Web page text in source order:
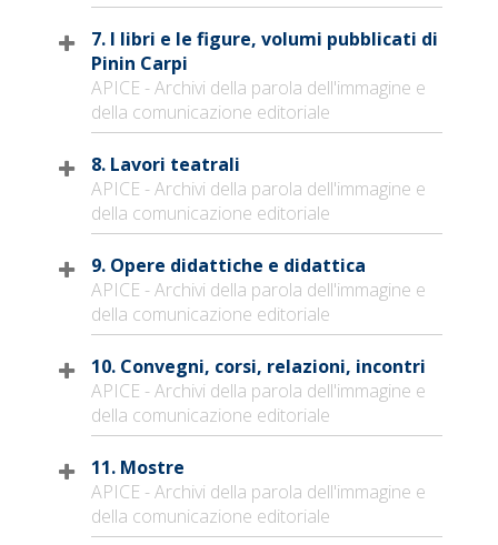
7. I libri e le figure, volumi pubblicati di
Pinin Carpi
APICE - Archivi della parola dell'immagine e
della comunicazione editoriale
8. Lavori teatrali
APICE - Archivi della parola dell'immagine e
della comunicazione editoriale
9. Opere didattiche e didattica
APICE - Archivi della parola dell'immagine e
della comunicazione editoriale
10. Convegni, corsi, relazioni, incontri
APICE - Archivi della parola dell'immagine e
della comunicazione editoriale
11. Mostre
APICE - Archivi della parola dell'immagine e
della comunicazione editoriale